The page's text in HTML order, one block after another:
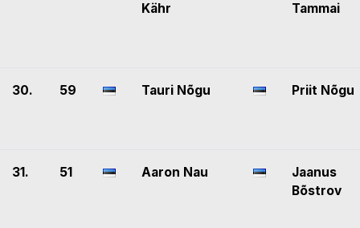
Kähr
Tammai
30. 59 Tauri Nõgu Priit Nõgu
31. 51 Aaron Nau
Jaanus
Bõstrov